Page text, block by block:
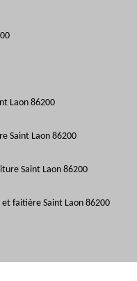
Laon 86200
Saint Laon 86200
Saint Laon 86200
faitière Saint Laon 86200